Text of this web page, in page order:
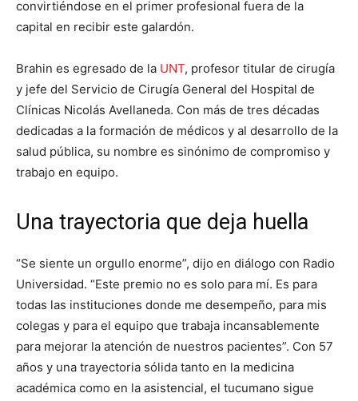
convirtiéndose en el primer profesional fuera de la
capital en recibir este galardón.
Brahin es egresado de la UNT, profesor titular de cirugía
y jefe del Servicio de Cirugía General del Hospital de
Clínicas Nicolás Avellaneda. Con más de tres décadas
dedicadas a la formación de médicos y al desarrollo de la
salud pública, su nombre es sinónimo de compromiso y
trabajo en equipo.
Una trayectoria que deja huella
“Se siente un orgullo enorme”, dijo en diálogo con Radio
Universidad. “Este premio no es solo para mí. Es para
todas las instituciones donde me desempeño, para mis
colegas y para el equipo que trabaja incansablemente
para mejorar la atención de nuestros pacientes”. Con 57
años y una trayectoria sólida tanto en la medicina
académica como en la asistencial, el tucumano sigue